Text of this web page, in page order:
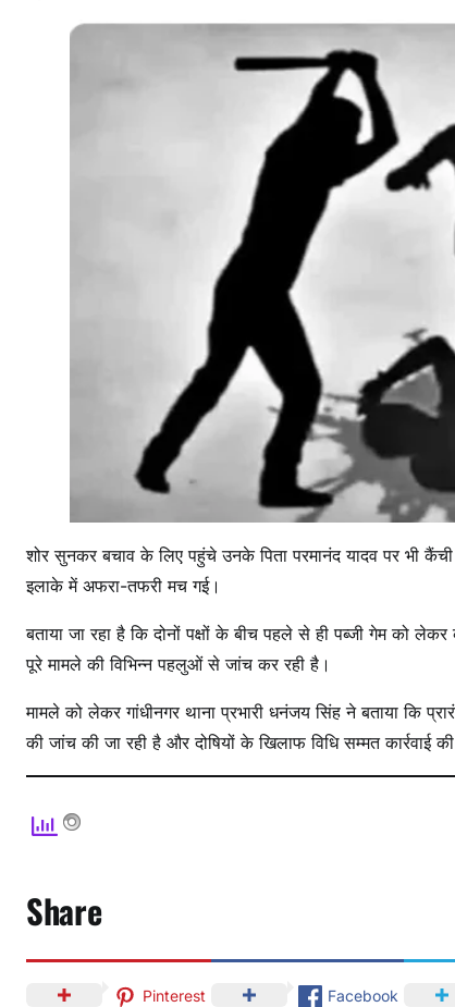
व
चा
य
शोर सुनकर बचाव के लिए पहुंचे उनके पिता परमानंद यादव पर भी
इलाके में अफरा-तफरी मच गई।
बताया जा रहा है कि दोनों पक्षों के बीच पहले से ही पब्जी गेम को
पूरे मामले की विभिन्न पहलुओं से जांच कर रही है।
मामले को लेकर गांधीनगर थाना प्रभारी धनंजय सिंह ने बताया कि
की जांच की जा रही है और दोषियों के खिलाफ विधि सम्मत कार्रवाई
Share
Pinterest Facebook